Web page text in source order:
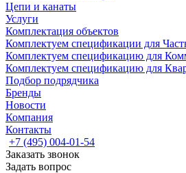
Цепи и канаты
Услуги
Комплектация объектов
Комплектуем спецификации для
Комплектуем спецификацию для
Комплектуем спецификацию для
Подбор подрядчика
Бренды
Новости
Компания
Контакты
+7 (495) 004-01-54
Заказать звонок
Задать вопрос